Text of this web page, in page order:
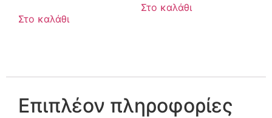
Στο καλάθι
Στο καλάθι
Επιπλέον πληροφορίες